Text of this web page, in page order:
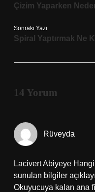
Çizim Yaparken
Sonraki Yazı
Spiral Yaptırmak Ne
14 Yorum
Rüveyda
Lacivert Abiyeye
sunulan bilgiler
Okuyucuya kalan ana